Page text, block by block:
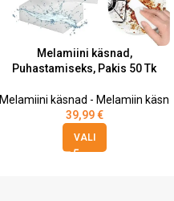
Melamiini käsnad,
Puhastamiseks, Pakis 50 Tk
Melamiini käsnad - Melamiin käsn
39,99€
VALI